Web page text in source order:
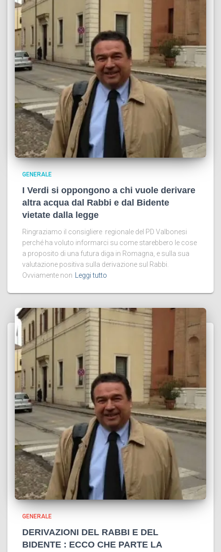
GENERALE
I Verdi si oppongono a chi vuole derivare
altra acqua dal Rabbi e dal Bidente
vietate dalla legge
Ringraziamo il consigliere regionale del PD Valbonesi
perché ha voluto informarci su come starebbero le cose
a proposito di una futura diga in Romagna, e sulla sua
valutazione positiva sulla derivazione sul Rabbi.
Ovviamente non
Leggi tutto
GENERALE
DERIVAZIONI DEL RABBI E DEL
BIDENTE : ECCO CHE PARTE LA